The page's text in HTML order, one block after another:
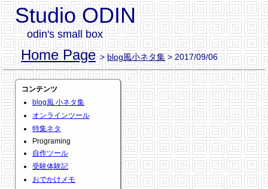
Studio ODIN
odin's small box
Home Page >blog風小ネタ集> 2017/09/06
コンテンツ
blog風 小ネタ集
オンラインツール
特集ネタ
Programing
自作ツール
受験体験記
おでかけメモ